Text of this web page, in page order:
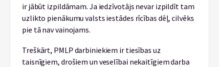
ir jābūt izpildāmam. Ja iedzīvotājs nevar izpildīt tam
uzlikto pienākumu valsts iestādes rīcības dēļ, cilvēks
pie tā nav vainojams.
Treškārt, PMLP darbiniekiem ir tiesības uz
taisnīgiem, drošiem un veselībai nekaitīgiem darba